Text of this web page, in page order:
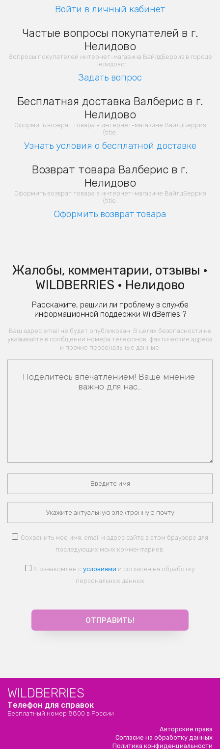
Войти в личный кабинет
Частые вопросы покупателей в г.
Нелидово
Вопросы покупателей интернет-магазина ВайлдБерриз в городе
Нелидово:
Задать вопрос
Бесплатная доставка Валберис в г.
Нелидово
Оформить возврат товара в интернет-магазине ВайлдБерриз
{title:
Узнать условия о бесплатной доставке
Возврат товара Валберис в г.
Нелидово
Оформить возврат товара в интернет-магазине ВайлдБерриз
{title:
Оформить возврат товара
Жалобы, комментарии, отзывы •
WILDBERRIES • Нелидово
Расскажите, решили ли проблему в службе
информационной поддержки WildBerries ?
Ваш адрес email не будет опубликован. В целях безопасности не
указывайте в сообщении номера телефонов, фактические адреса
и прочие персональные данные.
Сохранить моё имя, email и адрес сайта в этом браузере для
последующих моих комментариев.
Я ознакомлен с условиями и согласен на обработку
персональных данных
WILDBERRIES
Телефон для справок
Бесплатный номер 8800 в России
Авторские права
Согласие на обработку данных
Политика конфиденциальности